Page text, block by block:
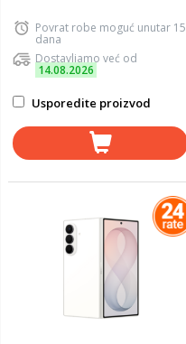
Povrat robe moguć unutar 15
dana
Dostavljamo već od
14.08.2026
Usporedite proizvod